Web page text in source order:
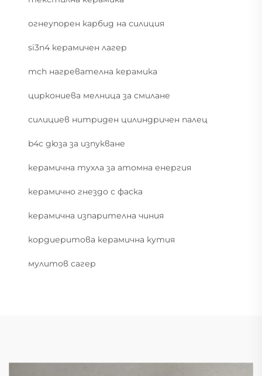
огнеупорен карбид на силиция
si3n4 керамичен лагер
mch нагревателна керамика
циркониева мелница за смилане
силициев нитриден цилиндричен палец
b4c дюза за изпукване
керамична тухла за атомна енергия
керамично гнездо с фаска
керамична изпарителна чиния
кордиеритова керамична кутия
мулитов сагер